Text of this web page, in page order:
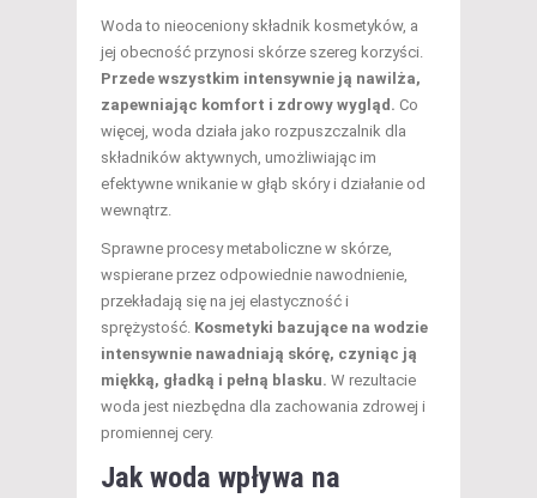
Woda to nieoceniony składnik kosmetyków, a
jej obecność przynosi skórze szereg korzyści.
Przede wszystkim intensywnie ją nawilża,
zapewniając komfort i zdrowy wygląd. Co
więcej, woda działa jako rozpuszczalnik dla
składników aktywnych, umożliwiając im
efektywne wnikanie w głąb skóry i działanie od
wewnątrz.
Sprawne procesy metaboliczne w skórze,
wspierane przez odpowiednie nawodnienie,
przekładają się na jej elastyczność i
sprężystość. Kosmetyki bazujące na wodzie
intensywnie nawadniają skórę, czyniąc ją
miękką, gładką i pełną blasku. W rezultacie
woda jest niezbędna dla zachowania zdrowej i
promiennej cery.
Jak woda wpływa na